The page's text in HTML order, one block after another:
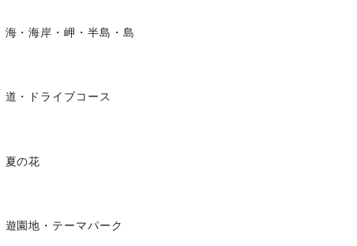
海・海岸・岬・半島・島
道・ドライブコース
夏の花
遊園地・テーマパーク